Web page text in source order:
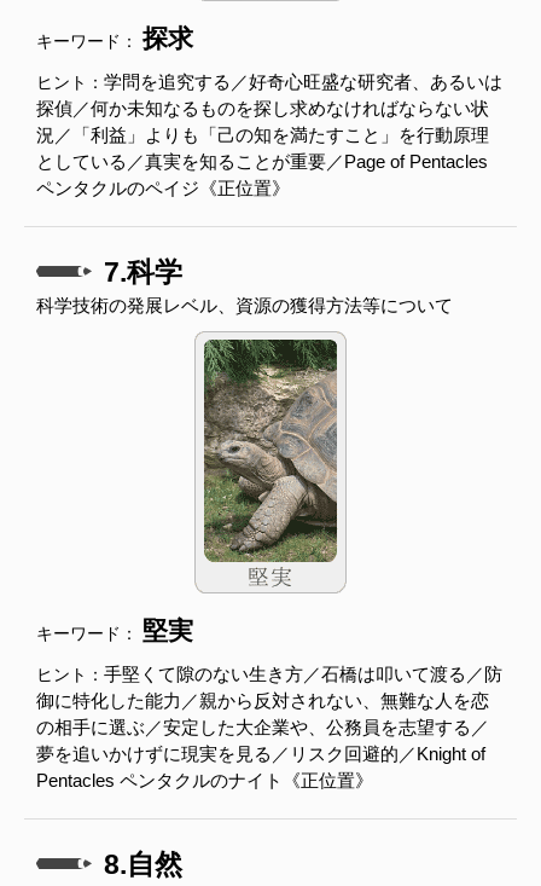
キーワード： 探求
ヒント： 学問を追究する／好奇心旺盛な研究者、あるいは
探偵／何か未知なるものを探し求めなければならない状
況／「利益」よりも「己の知を満たすこと」を行動原理
としている／真実を知ることが重要／Page of Pentacles
ペンタクルのペイジ《正位置》
7.科学
科学技術の発展レベル、資源の獲得方法等について
キーワード： 堅実
ヒント： 手堅くて隙のない生き方／石橋は叩いて渡る／防
御に特化した能力／親から反対されない、無難な人を恋
の相手に選ぶ／安定した大企業や、公務員を志望する／
夢を追いかけずに現実を見る／リスク回避的／Knight of
Pentacles ペンタクルのナイト《正位置》
8.自然